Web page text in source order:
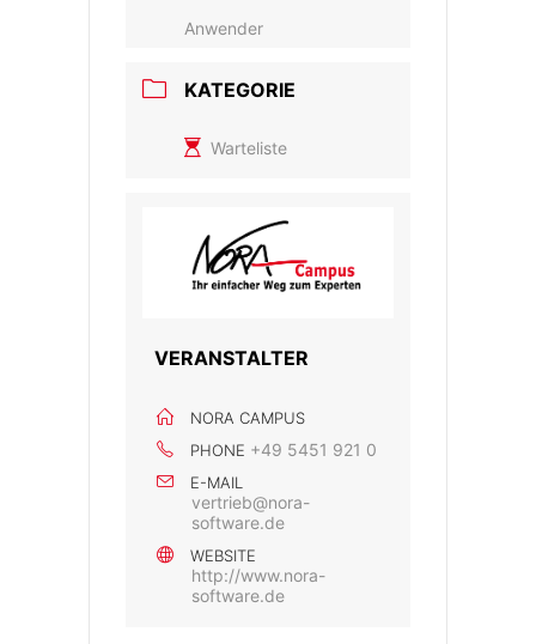
Anwender
KATEGORIE
Warteliste
VERANSTALTER
NORA CAMPUS
PHONE +49 5451 921 0
E-MAIL
vertrieb@nora-
software.de
WEBSITE
http://www.nora-
software.de